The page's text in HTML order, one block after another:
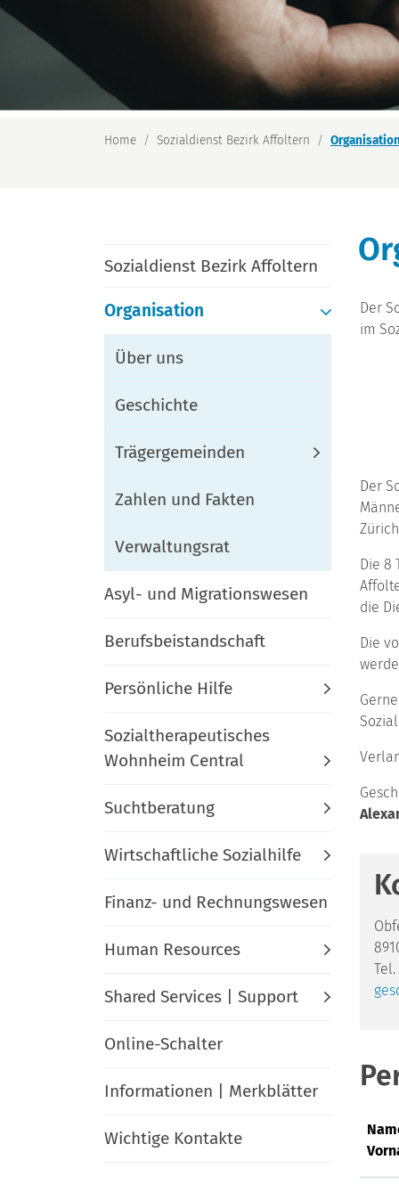
Home Sozialdienst Bezirk Affoltern Organisation
Sozialdienst Bezirk Affoltern
Organisation
(ausgewählt)
Über uns
Geschichte
Trägergemeinden
Zahlen und Fakten
Verwaltungsrat
Asyl- und Migrationswesen
Berufsbeistandschaft
Persönliche Hilfe
Sozialtherapeutisches
Wohnheim Central
Suchtberatung
Wirtschaftliche Sozialhilfe
Finanz- und Rechnungswesen
Human Resources
Shared Services | Support
Online-Schalter
Informationen | Merkblätter
Wichtige Kontakte
Der
im
Der
Die 8
die
Die
Tel.